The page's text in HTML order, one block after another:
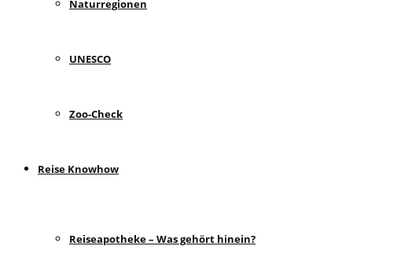
Naturregionen
UNESCO
Zoo-Check
Reise Knowhow
Reiseapotheke – Was gehört hinein?